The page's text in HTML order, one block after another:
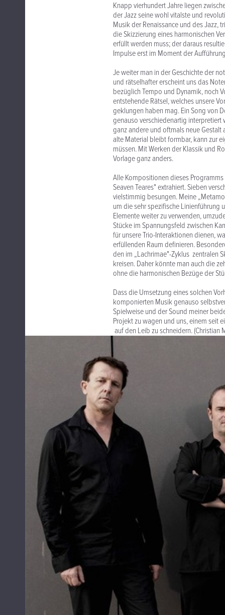
Knapp vierhundert Jahre liegen
der Jazz seine wohl vitalste und
Musik der Renaissance und des Jazz,
die Skizzierung eines harmonischen
erfüllt werden muss; der daraus
Impulse erst im Moment der
Je weiter man in der Geschichte der
und rätselhafter erscheint uns das
bezüglich Tempo und Dynamik, noch
entstehende Rätsel, welches unsere
geklungen haben mag. Ein Song von
genauso verschiedenartig interpretiert
ganz andere und oftmals neue Gestalt
alte Material bleibt formbar, kann zur
müssen. Mit Werken der Klassik und
Vorlage ganz anders.
Alle Kompositionen dieses
Seaven Teares" extrahiert. Sieben
vielstimmig besungen. Meine
um die sehr spezifische
Elemente weiter zu verwenden,
Stücke im Spannungsfeld zwischen
für unsere Trio-Interaktionen dienen,
erfüllenden Raum definieren.
den im „Lachrimae"-Zyklus zentralen
kreisen. Daher könnte man auch die
ohne die harmonischen Bezüge der
Dass die Umsetzung eines solchen
komponierten Musik genauso
Spielweise und der Sound meiner
Projekt zu wagen und uns, einem seit
auf den Leib zu schneidern. (Christian